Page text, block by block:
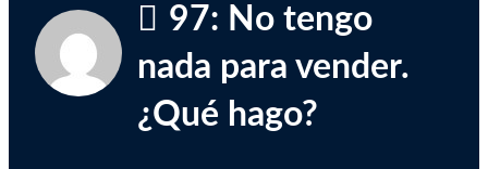
97: No tengo
nada para vender.
¿Qué hago?